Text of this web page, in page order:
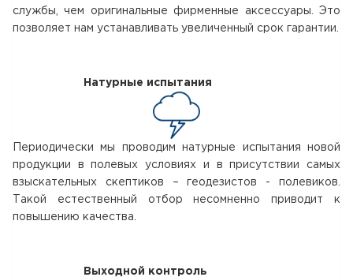
службы, чем оригинальные фирменные аксессуары. Это
позволяет нам устанавливать увеличенный срок гарантии.
Натурные испытания
Периодически мы проводим натурные испытания новой
продукции в полевых условиях и в присутствии самых
взыскательных скептиков – геодезистов - полевиков.
Такой естественный отбор несомненно приводит к
повышению качества.
Выходной контроль